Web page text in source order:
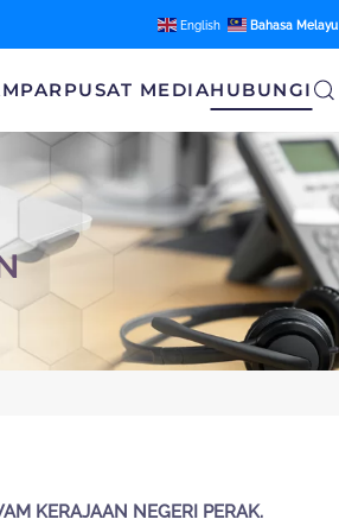
English Bahasa Melayu
PUSAT MEDIAHUBUNGI
KERAJAAN NEGERI PERAK.